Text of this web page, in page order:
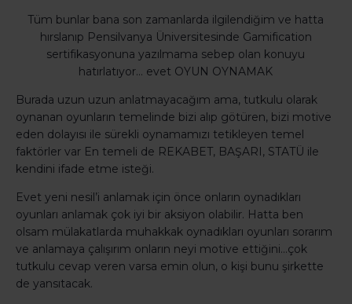
Tüm bunlar bana son zamanlarda ilgilendiğim ve hatta
hırslanıp Pensilvanya Üniversitesinde Gamification
sertifikasyonuna yazılmama sebep olan konuyu
hatırlatıyor… evet OYUN OYNAMAK
Burada uzun uzun anlatmayacağım ama, tutkulu olarak
oynanan oyunların temelinde bizi alıp götüren, bizi motive
eden dolayısı ile sürekli oynamamızı tetikleyen temel
faktörler var En temeli de REKABET, BAŞARI, STATÜ ile
kendini ifade etme isteği.
Evet yeni nesil’i anlamak için önce onların oynadıkları
oyunları anlamak çok iyi bir aksiyon olabilir. Hatta ben
olsam mülakatlarda muhakkak oynadıkları oyunları sorarım
ve anlamaya çalışırım onların neyi motive ettiğini…çok
tutkulu cevap veren varsa emin olun, o kişi bunu şirkette
de yansıtacak.